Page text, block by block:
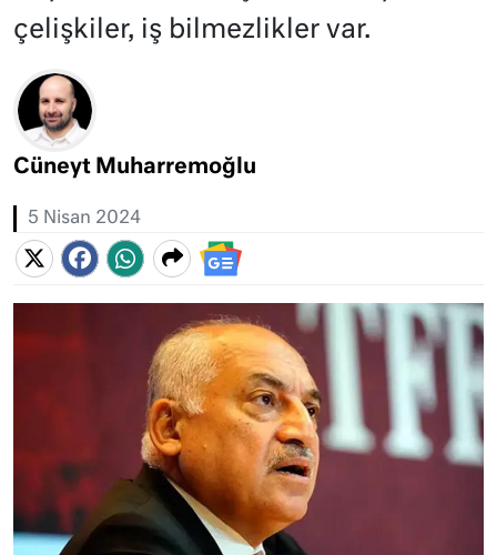
çelişkiler, iş bilmezlikler var.
Cüneyt Muharremoğlu
5 Nisan 2024